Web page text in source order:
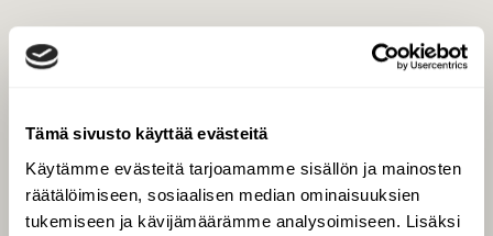
Tämä sivusto käyttää evästeitä
Käytämme evästeitä tarjoamamme sisällön ja mainosten
räätälöimiseen, sosiaalisen median ominaisuuksien
tukemiseen ja kävijämäärämme analysoimiseen. Lisäksi
Tilaa digilukuoikeus
Äänestä parasta juttua
Tilaa uutiskirje